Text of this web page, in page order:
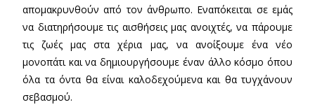
απομακρυνθούν από τον άνθρωπο. Εναπόκειται σε εμάς
να διατηρήσουμε τις αισθήσεις μας ανοιχτές, να πάρουμε
τις ζωές μας στα χέρια μας, να ανοίξουμε ένα νέο
μονοπάτι και να δημιουργήσουμε έναν άλλο κόσμο όπου
όλα τα όντα θα είναι καλοδεχούμενα και θα τυγχάνουν
σεβασμού.